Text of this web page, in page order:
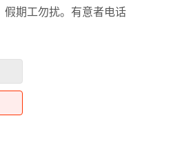
假期工勿扰。有意者电话